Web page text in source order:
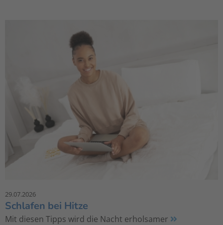
29.07.2026
Schlafen bei Hitze
Mit diesen Tipps wird die Nacht erholsamer